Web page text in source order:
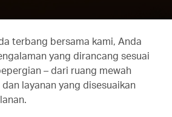
terbang bersama kami, Anda
yang dirancang sesuai
– dari ruang mewah
layanan yang disesuaikan